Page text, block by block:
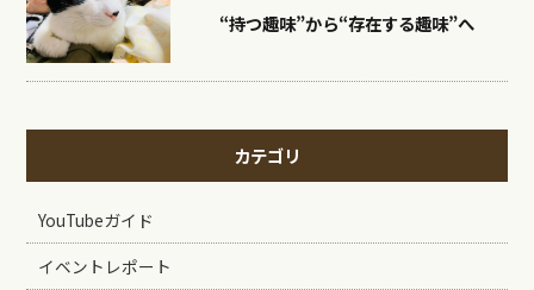
“持つ趣味”から“存在する趣味”へ
カテゴリ
YouTubeガイド
イベントレポート